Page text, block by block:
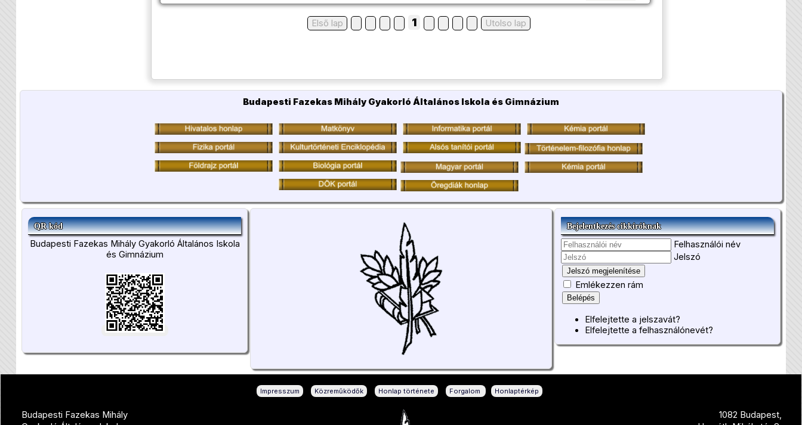
Első lap 1 Utolso lap
Budapesti Fazekas Mihály Gyakorló Általános Iskola és Gimnázium
QR kód
Budapesti Fazekas Mihály Gyakorló Általános Iskola
és Gimnázium
Bejelentkezés cikkíróknak
Felhasználói név
Jelszó
Jelszó megjelenítése
Emlékezzen rám
Belépés
Elfelejtette a jelszavát?
Elfelejtette a felhasználónevét?
Impresszum | Közreműködők | Honlap története | Forgalom | Honlaptérkép
Budapesti Fazekas Mihály
1082 Budapest,